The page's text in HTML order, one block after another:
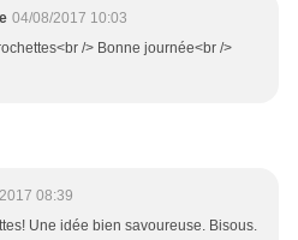
04/08/2017 10:03
/> Bonne journée<br />
08:39
Une idée bien savoureuse. Bisous.